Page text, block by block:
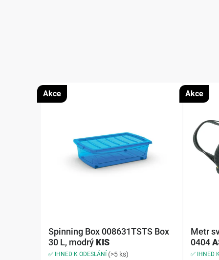
Akce
Spinning Box 008631TSTS Box
30 L, modrý KIS
✅ IHNED K ODESLÁNÍ (>5 ks)
Akce
Metr
0404
✅ IHNED